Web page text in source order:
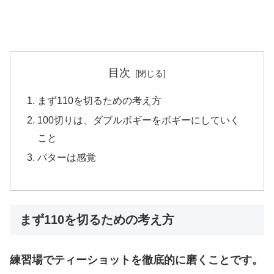
目次
まず110を切るための考え方
100切りは、ダブルボギーをボギーにしていく
こと
パターは感覚
まず110を切るための考え方
練習場でティーショットを徹底的に磨くことです。